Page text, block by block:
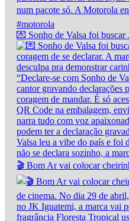
💌 Sonho de Valsa foi buscar
🎬 Bom Ar vai colocar